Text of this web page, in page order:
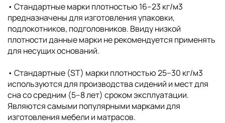
• Cтандартные марки плотностью 16–23 кг/м3
предназначены для изготовления упаковки,
подлокотников, подголовников. Ввиду низкой
плотности данные марки не рекомендуется применять
для несущих оснований.
• Стандартные (ST) марки плотностью 25–30 кг/м3
используются для производства сидений и мест для
сна со средним (5–8 лет) сроком эксплуатации.
Являются самыми популярными марками для
изготовления мебели и матрасов.